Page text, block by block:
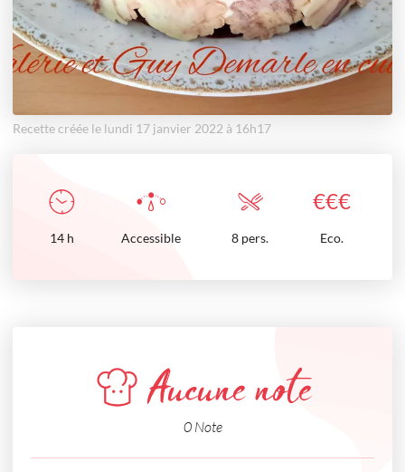
Recette créée le lundi 17 janvier 2022 à 16h17
€€€
14 h Accessible 8 pers. Eco.
Aucune note
0 Note